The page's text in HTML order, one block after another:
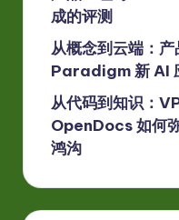
成的评测
从概念到云端：
Paradigm 新 AI
从代码到知识：
OpenDocs 如何
鸿沟